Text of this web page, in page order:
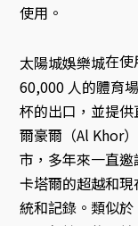
使用。
太陽城娛樂城在使
60,000 人的體育
杯的出口，並提
爾豪爾（Al Khor
市，多年來一直
卡塔爾的超越和
統和記錄。類似